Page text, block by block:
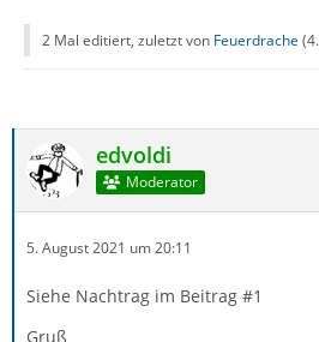
2 Mal editiert, zuletzt von Feuerdrache (
edvoldi
Moderator
5. August 2021 um 20:11
Siehe Nachtrag im Beitrag #1
Gruß